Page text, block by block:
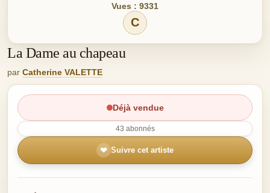
Vues : 9331
C
La Dame au chapeau
par Catherine VALETTE
Déjà vendue
43 abonnés
❤ Suivre cet artiste